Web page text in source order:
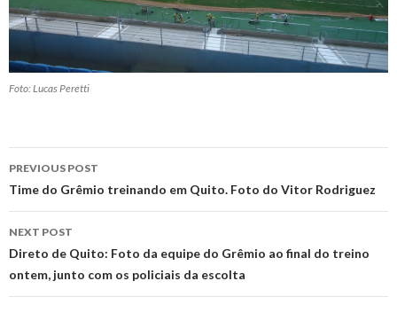
Foto: Lucas Peretti
Post
navigation
PREVIOUS POST
Time do Grêmio treinando em Quito. Foto do Vitor Rodriguez
NEXT POST
Direto de Quito: Foto da equipe do Grêmio ao final do treino
ontem, junto com os policiais da escolta